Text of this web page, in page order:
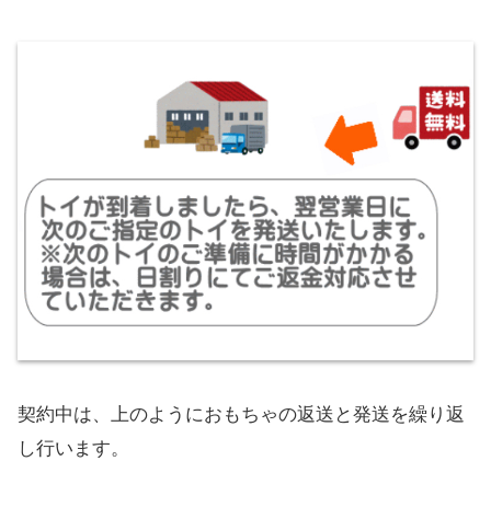
契約中は、上のようにおもちゃの返送と発送を繰り返
し行います。